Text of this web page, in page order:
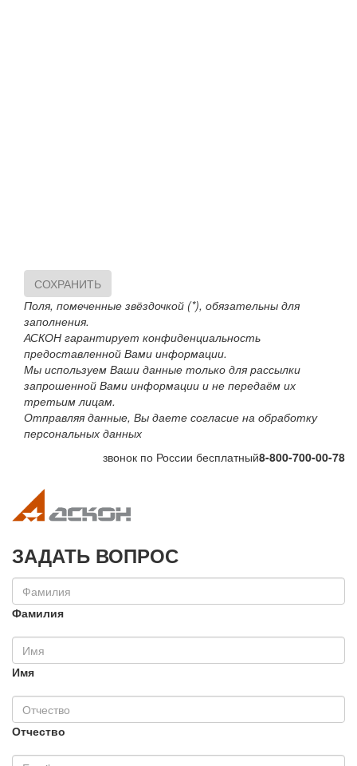
СОХРАНИТЬ
Поля, помеченные звёздочкой (*), обязательны для
заполнения.
АСКОН гарантирует конфиденциальность
предоставленной Вами информации.
Мы используем Ваши данные только для рассылки
запрошенной Вами информации и не передаём их
третьим лицам.
Отправляя данные, Вы даете согласие на обработку
персональных данных
звонок по России бесплатный8-800-700-00-78
ЗАДАТЬ ВОПРОС
Фамилия
Имя
Отчество